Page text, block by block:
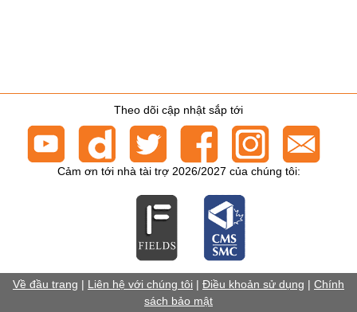
Theo dõi cập nhật sắp tới
Cảm ơn tới nhà tài trợ 2026/2027 của chúng tôi:
Về đầu trang | Liên hệ với chúng tôi | Điều khoản sử dụng | Chính
sách bảo mật